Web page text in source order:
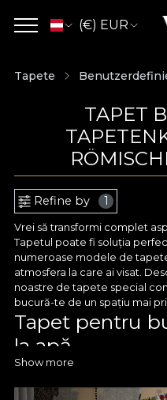
(€) EUR
Tapete
TAPET
Refine by 1
Vrei să transformi complet
Tapetul poate fi soluția
numeroase modele de
atmosfera la care ai visat.
noastre de tapete special
bucură-te de un spațiu mai
Tapet pentru
la apă
nevoie de materiale
Show more